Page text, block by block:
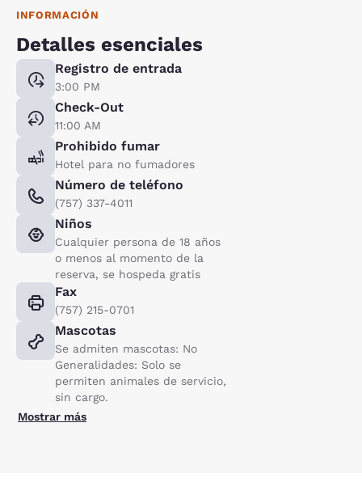
INFORMACIÓN
Detalles esenciales
Registro de entrada
3:00 PM
Check-Out
11:00 AM
Prohibido fumar
Hotel para no fumadores
Número de teléfono
(757) 337-4011
Niños
Cualquier persona de 18 años
o menos al momento de la
reserva, se hospeda gratis
Fax
(757) 215-0701
Mascotas
Se admiten mascotas: No
Generalidades: Solo se
permiten animales de servicio,
sin cargo.
Mostrar más